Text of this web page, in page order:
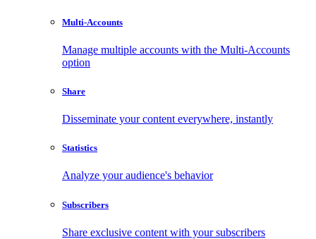
Multi-Accounts
Manage multiple accounts with the Multi-Accounts
option
Share
Disseminate your content everywhere, instantly
Statistics
Analyze your audience's behavior
Subscribers
Share exclusive content with your subscribers